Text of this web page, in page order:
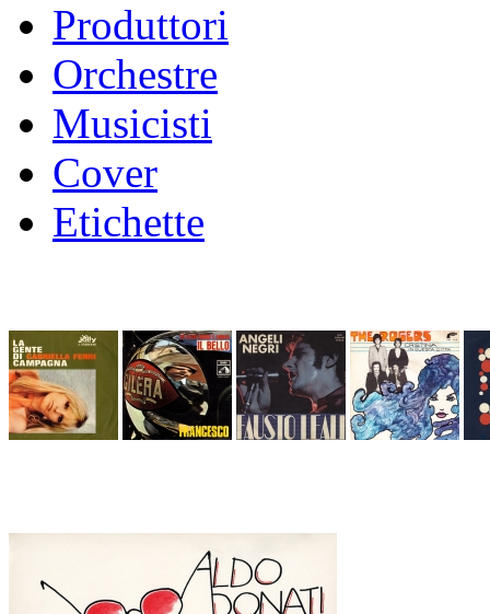
Produttori
Orchestre
Musicisti
Cover
Etichette